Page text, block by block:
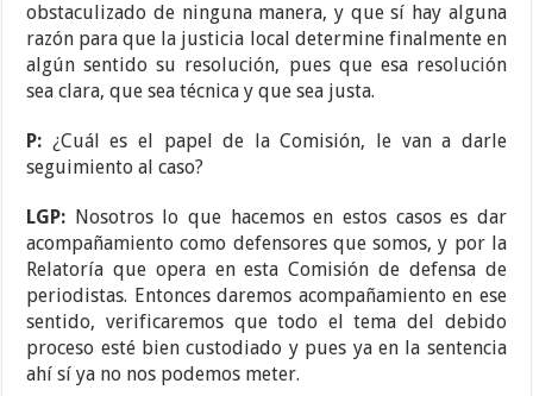
obstaculizado de ninguna manera, y que sí hay alguna
razón para que la justicia local determine finalmente en
algún sentido su resolución, pues que esa resolución
sea clara, que sea técnica y que sea justa.
P: ¿Cuál es el papel de la Comisión, le van a darle
seguimiento al caso?
LGP: Nosotros lo que hacemos en estos casos es dar
acompañamiento como defensores que somos, y por la
Relatoría que opera en esta Comisión de defensa de
periodistas. Entonces daremos acompañamiento en ese
sentido, verificaremos que todo el tema del debido
proceso esté bien custodiado y pues ya en la sentencia
ahí sí ya no nos podemos meter.